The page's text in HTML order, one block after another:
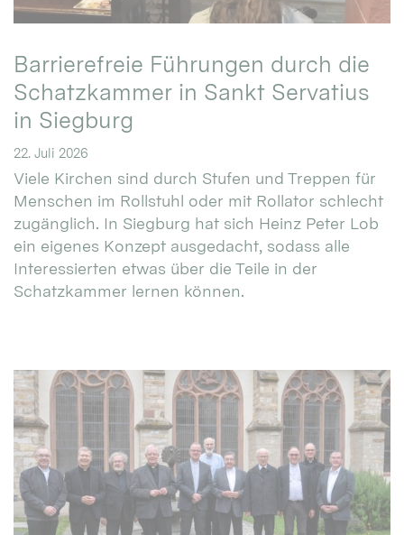
Barrierefreie Führungen durch die
Schatzkammer in Sankt Servatius
in Siegburg
22. Juli 2026
Viele Kirchen sind durch Stufen und Treppen für
Menschen im Rollstuhl oder mit Rollator schlecht
zugänglich. In Siegburg hat sich Heinz Peter Lob
ein eigenes Konzept ausgedacht, sodass alle
Interessierten etwas über die Teile in der
Schatzkammer lernen können.